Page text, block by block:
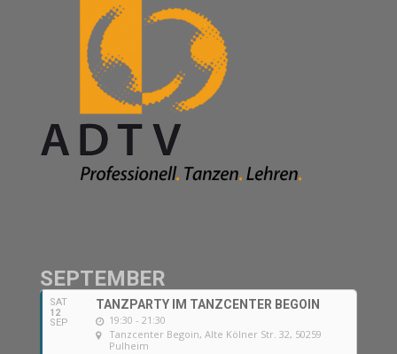
SEPTEMBER
SAT
12
SEP
TANZPARTY IM TANZCENTER BEGOIN
19:30 - 21:30
Tanzcenter Begoin, Alte Kölner Str. 32, 50259
Pulheim